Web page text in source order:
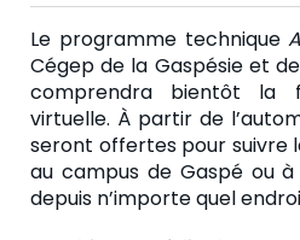
Le programme technique
Cégep de la Gaspésie et
comprendra bientôt la
virtuelle. À partir de
seront offertes pour suivre
au campus de Gaspé ou
depuis n’importe quel